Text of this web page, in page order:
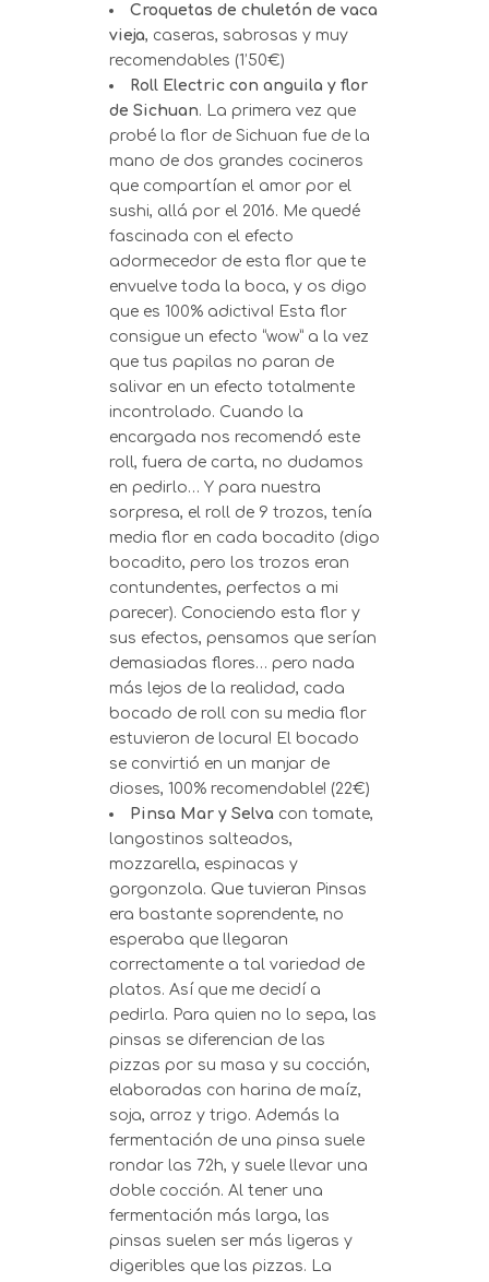
Croquetas de chuletón de vaca
vieja, caseras, sabrosas y muy
recomendables (1’50€)
Roll Electric con anguila y flor
de Sichuan. La primera vez que
probé la flor de Sichuan fue de la
mano de dos grandes cocineros
que compartían el amor por el
sushi, allá por el 2016. Me quedé
fascinada con el efecto
adormecedor de esta flor que te
envuelve toda la boca, y os digo
que es 100% adictiva! Esta flor
consigue un efecto “wow” a la vez
que tus papilas no paran de
salivar en un efecto totalmente
incontrolado. Cuando la
encargada nos recomendó este
roll, fuera de carta, no dudamos
en pedirlo… Y para nuestra
sorpresa, el roll de 9 trozos, tenía
media flor en cada bocadito (digo
bocadito, pero los trozos eran
contundentes, perfectos a mi
parecer). Conociendo esta flor y
sus efectos, pensamos que serían
demasiadas flores… pero nada
más lejos de la realidad, cada
bocado de roll con su media flor
estuvieron de locura! El bocado
se convirtió en un manjar de
dioses, 100% recomendable! (22€)
Pinsa Mar y Selva con tomate,
langostinos salteados,
mozzarella, espinacas y
gorgonzola. Que tuvieran Pinsas
era bastante soprendente, no
esperaba que llegaran
correctamente a tal variedad de
platos. Así que me decidí a
pedirla. Para quien no lo sepa, las
pinsas se diferencian de las
pizzas por su masa y su cocción,
elaboradas con harina de maíz,
soja, arroz y trigo. Además la
fermentación de una pinsa suele
rondar las 72h, y suele llevar una
doble cocción. Al tener una
fermentación más larga, las
pinsas suelen ser más ligeras y
digeribles que las pizzas. La